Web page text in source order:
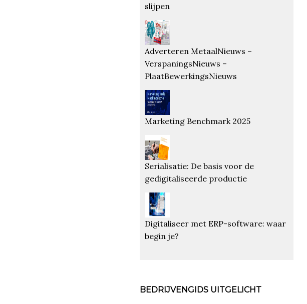
slijpen
Adverteren MetaalNieuws –
VerspaningsNieuws –
PlaatBewerkingsNieuws
Marketing Benchmark 2025
Serialisatie: De basis voor de
gedigitaliseerde productie
Digitaliseer met ERP-software: waar
begin je?
BEDRIJVENGIDS UITGELICHT